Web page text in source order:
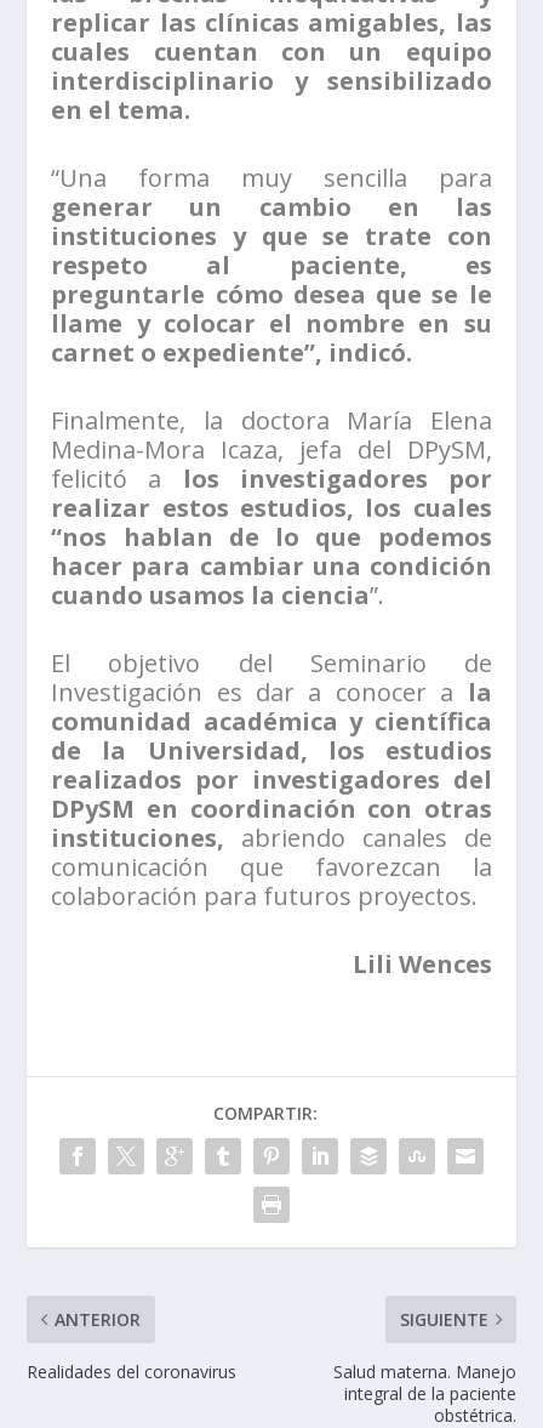
replicar las clínicas amigables, las
cuales cuentan con un equipo
interdisciplinario y sensibilizado
en el tema.
“Una forma muy sencilla para
generar un cambio en las
instituciones y que se trate con
respeto al paciente, es
preguntarle cómo desea que se le
llame y colocar el nombre en su
carnet o expediente”, indicó.
Finalmente, la doctora María Elena
Medina-Mora Icaza, jefa del DPySM,
felicitó a los investigadores por
realizar estos estudios, los cuales
“nos hablan de lo que podemos
hacer para cambiar una condición
cuando usamos la ciencia”.
El objetivo del Seminario de
Investigación es dar a conocer a la
comunidad académica y científica
de la Universidad, los estudios
realizados por investigadores del
DPySM en coordinación con otras
instituciones, abriendo canales de
comunicación que favorezcan la
colaboración para futuros proyectos.
Lili Wences
COMPARTIR:
ANTERIOR
Realidades del coronavirus
SIGUIENTE
Salud materna. Manejo
integral de la paciente
obstétrica.